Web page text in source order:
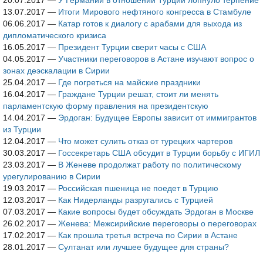
13.07.2017 — Итоги Мирового нефтяного конгресса в Стамбуле
06.06.2017 — Катар готов к диалогу с арабами для выхода из
дипломатического кризиса
16.05.2017 — Президент Турции сверит часы с США
04.05.2017 — Участники переговоров в Астане изучают вопрос о
зонах деэскалации в Сирии
25.04.2017 — Где погреться на майские праздники
16.04.2017 — Граждане Турции решат, стоит ли менять
парламентскую форму правления на президентскую
14.04.2017 — Эрдоган: Будущее Европы зависит от иммигрантов
из Турции
12.04.2017 — Что может сулить отказ от турецких чартеров
30.03.2017 — Госсекретарь США обсудит в Турции борьбу с ИГИЛ
23.03.2017 — В Женеве продолжат работу по политическому
урегулированию в Сирии
19.03.2017 — Российская пшеница не поедет в Турцию
12.03.2017 — Как Нидерланды разругались с Турцией
07.03.2017 — Какие вопросы будет обсуждать Эрдоган в Москве
26.02.2017 — Женева: Межсирийские переговоры о переговорах
17.02.2017 — Как прошла третья встреча по Сирии в Астане
28.01.2017 — Султанат или лучшее будущее для страны?